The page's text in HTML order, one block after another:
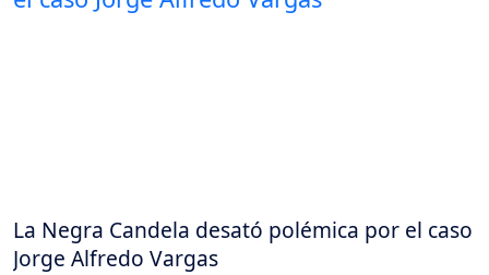
La Negra Candela desató polémica por el caso
Jorge Alfredo Vargas